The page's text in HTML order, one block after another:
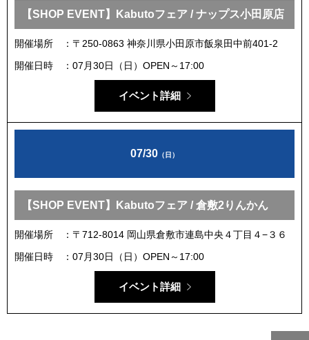
【SHOP EVENT】Kabutoフェア / ナップス小田原店
開催場所
〒250-0863 神奈川県小田原市飯泉田中前401-2
開催日時
07月30日（日）OPEN～17:00
イベント詳細
07/30 （日）
【SHOP EVENT】Kabutoフェア / 倉敷2りんかん
開催場所
〒712-8014 岡山県倉敷市連島中央４丁目４−３６
開催日時
07月30日（日）OPEN～17:00
イベント詳細